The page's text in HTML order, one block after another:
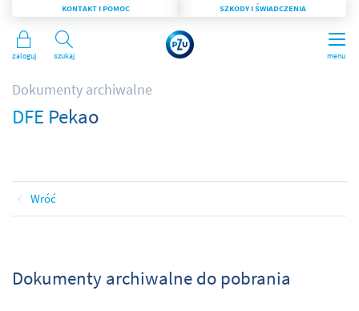
menu
Szukaj
KONTAKT I POMOC SZKODY I ŚWIADCZENIA
Zaloguj
Dokumenty archiwalne
DFE Pekao
Wróć
Dokumenty archiwalne do pobrania